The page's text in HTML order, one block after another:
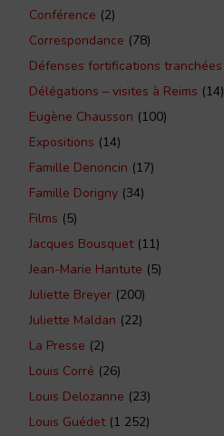
Conférence (2)
Correspondance (78)
Défenses fortifications tranchées
Délégations – visites à Reims (14)
Eugène Chausson (100)
Expositions (14)
Famille Denoncin (17)
Famille Dorigny (34)
Films (5)
Jacques Bousquet(11)
Jean-Marie Hantute (5)
Juliette Breyer (200)
Juliette Maldan (22)
La Presse (2)
Louis Corré (26)
Louis Delozanne (23)
Louis Guédet(1 252)